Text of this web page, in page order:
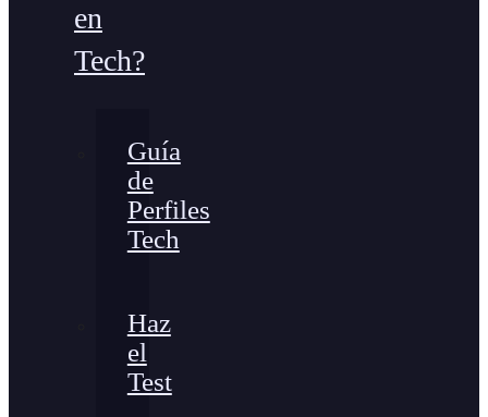
en
Tech?
Guía
de
Perfiles
Tech
Haz
el
Test